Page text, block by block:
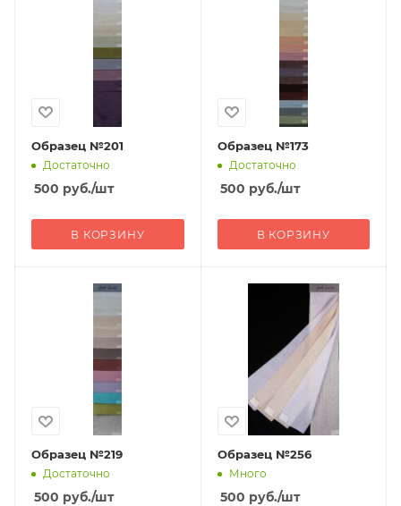
Образец №201
Достаточно
500 руб./шт
В КОРЗИНУ
Образец №173
Достаточно
500 руб./шт
В КОРЗИНУ
Образец №219
Достаточно
500 руб./шт
Образец №256
Много
500 руб./шт